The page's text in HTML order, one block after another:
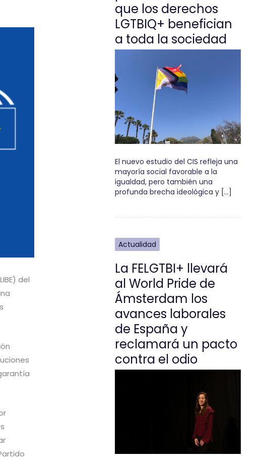
del
que los derechos
LGTBIQ+ benefician
a toda la sociedad
El nuevo estudio del CIS refleja una
mayoría social favorable a la
igualdad, pero también una
profunda brecha ideológica y […]
Actualidad
La FELGTBI+ llevará
al World Pride de
Ámsterdam los
avances laborales
de España y
reclamará un pacto
contra el odio